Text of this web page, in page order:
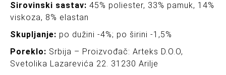
Sirovinski sastav: 45% poliester, 33% pamuk, 14%
viskoza, 8% elastan
Skupljanje: po dužini -4%; po širini -1,5%
Poreklo: Srbija – Proizvođač: Arteks D.O.O,
Svetolika Lazarevića 22. 31230 Arilje